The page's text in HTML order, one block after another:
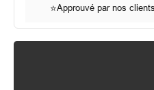
⭐Approuvé par nos clients